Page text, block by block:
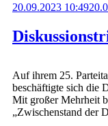
20.09.2023 10:49
Auf ihrem 25.
beschäftigte sich die
Mit großer Mehrheit
„Zwischenstand der